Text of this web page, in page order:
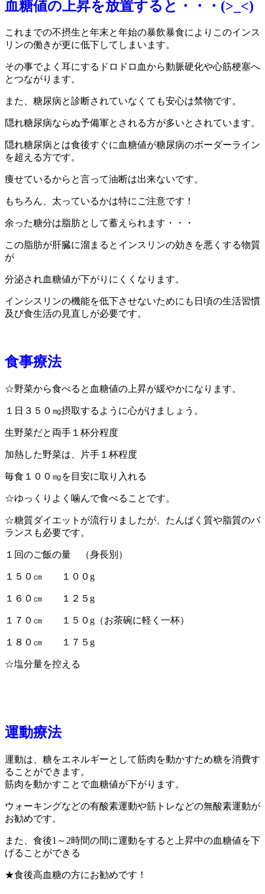
血糖値の上昇を放置すると・・・(>_<)
これまでの不摂生と年末と年始の暴飲暴食によりこのインス
リンの働きが更に低下してしまいます。
その事でよく耳にするドロドロ血から動脈硬化や心筋梗塞へ
とつながります。
また、糖尿病と診断されていなくても安心は禁物です。
隠れ糖尿病ならぬ予備軍とされる方が多いとされています。
隠れ糖尿病とは食後すぐに血糖値が糖尿病のボーダーライン
を超える方です。
痩せているからと言って油断は出来ないです。
もちろん、太っているかは特にご注意です！
余った糖分は脂肪として蓄えられます・・・
この脂肪が肝臓に溜まるとインスリンの効きを悪くする物質
が
分泌され血糖値が下がりにくくなります。
インシスリンの機能を低下させないためにも日頃の生活習慣
及び食生活の見直しが必要です。
食事療法
☆野菜から食べると血糖値の上昇が緩やかになります。
１日３５０㎎摂取するように心がけましょう。
生野菜だと両手１杯分程度
加熱した野菜は、片手１杯程度
毎食１００㎎を目安に取り入れる
☆ゆっくりよく噛んで食べることです。
☆糖質ダイエットが流行りましたが、たんぱく質や脂質のバ
ランスも必要です。
１回のご飯の量 （身長別）
１５０㎝ １００g
１６０㎝ １２５g
１７０㎝ １５０g（お茶碗に軽く一杯）
１８０㎝ １７５g
☆塩分量を控える
運動療法
運動は、糖をエネルギーとして筋肉を動かすため糖を消費す
ることができます。
筋肉を動かすことで血糖値が下がります。
ウォーキングなどの有酸素運動や筋トレなどの無酸素運動が
お勧めです。
また、食後1～2時間の間に運動をすると上昇中の血糖値を下
げることができる
★食後高血糖の方にお勧めです！